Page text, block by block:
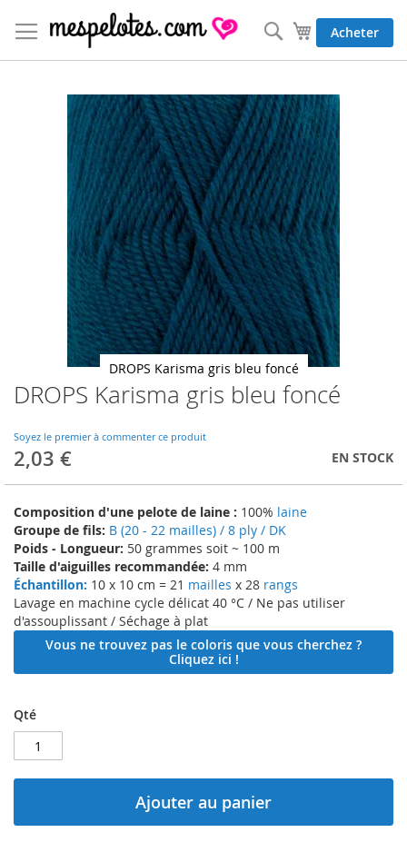
au
contenu
Mon panier
Acheter
Rechercher
DROPS Karisma gris bleu foncé
Soyez le premier à commenter ce produit
2,03 € EN STOCK
Composition d'une pelote de laine : 100% laine
Groupe de fils: B (20 - 22 mailles) / 8 ply / DK
Poids - Longueur: 50 grammes soit ~ 100 m
Taille d'aiguilles recommandée: 4 mm
Échantillon: 10 x 10 cm = 21 mailles x 28 rangs
Lavage en machine cycle délicat 40 °C / Ne pas utiliser
d'assouplissant / Séchage à plat
Vous ne trouvez pas le coloris que vous cherchez ?
Cliquez ici !
Qté
Ajouter au panier
DROPS Karisma gris bleu foncé
Skip
to
beginning
of
the
gallery